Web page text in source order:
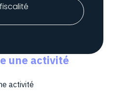
une activité
activité